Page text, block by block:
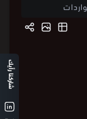
الواردات
شاركنا رأيك